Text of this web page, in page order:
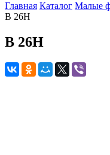
Главная Каталог Малые
В 26Н
В 26Н